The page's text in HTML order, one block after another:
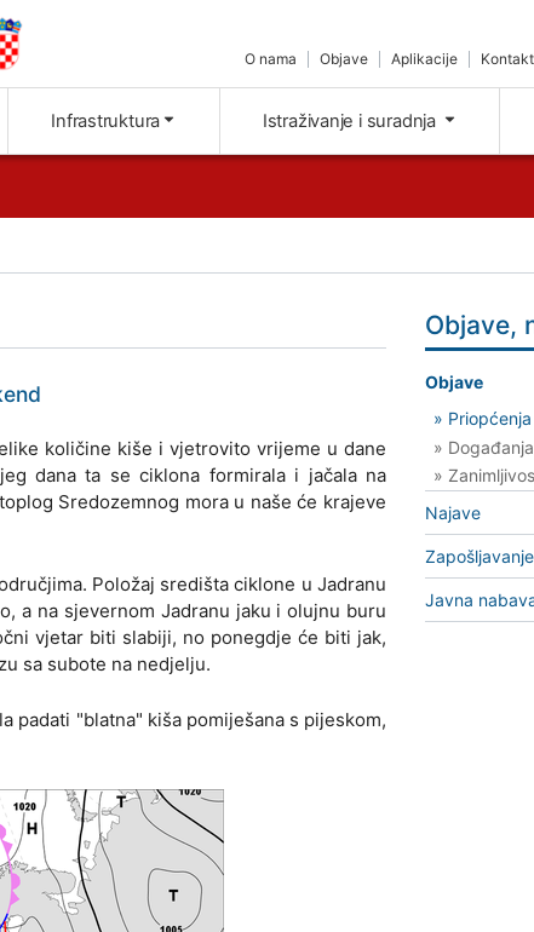
O nama Objave Aplikacije
Infrastruktura Istraživanje i suradnja
količine kiše i vjetrovito vrijeme u dane
dana ta se ciklona formirala i jačala na
Sredozemnog mora u naše će krajeve
Položaj središta ciklone u Jadranu
a na sjevernom Jadranu jaku i olujnu buru
vjetar biti slabiji, no ponegdje će biti jak,
sa subote na nedjelju.
padati "blatna" kiša pomiješana s pijeskom,
Objave,
Objave
» Priopćenja
» Događanja
»
Najave
Zapošljavanje
Javna